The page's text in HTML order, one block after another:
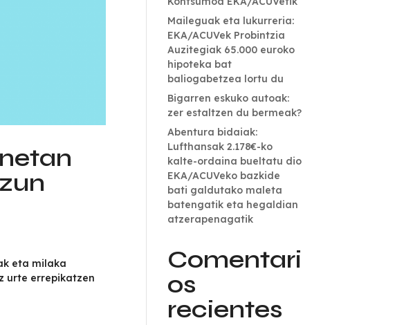
eta milaka
urte errepikatzen
Maileguak eta lukurreria:
EKA/ACUVek Probintzia
Auzitegiak 65.000 euroko
hipoteka bat
baliogabetzea lortu du
Bigarren eskuko autoak:
zer estaltzen du bermeak?
Abentura bidaiak:
Lufthansak 2.178€-ko
kalte-ordaina bueltatu dio
EKA/ACUVeko bazkide
bati galdutako maleta
batengatik eta hegaldian
atzerapenagatik
Comentari
os
recientes